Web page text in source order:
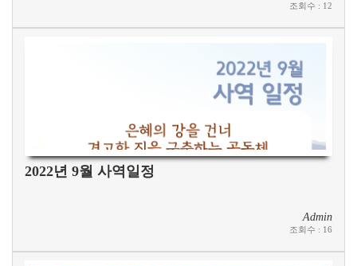
조회수 : 12
2022년 9월 사역일정
Admin
조회수 : 16